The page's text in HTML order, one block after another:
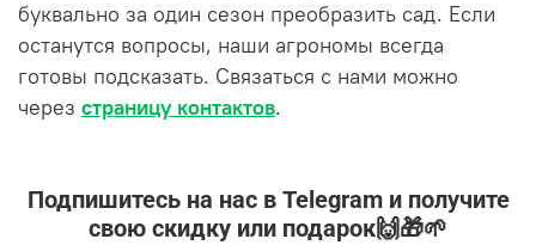
буквально за один сезон преобразить сад. Если
останутся вопросы, наши агрономы всегда
готовы подсказать. Связаться с нами можно
через страницу контактов.
Подпишитесь на нас в Telegram и получите
свою скидку или подарок🙌🎁🌱